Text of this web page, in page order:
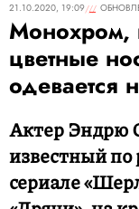
21.10.2020, 19:09
Монохром,
цветные
одевается
Актер Эндрю
известный
сериале